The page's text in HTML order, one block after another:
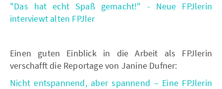
"Das hat echt Spaß gemacht!" - Neue FPJlerin
interviewt alten FPJler
Einen guten Einblick in die Arbeit als FPJlerin
verschafft die Reportage von Janine Dufner:
Nicht entspannend, aber spannend – Eine FPJlerin